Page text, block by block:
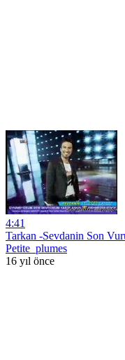
4:41
Tarkan -Sevdanin Son
Petite_plumes
16 yıl önce